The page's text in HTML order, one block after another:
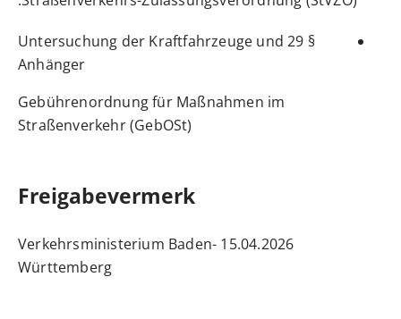
§ 29 Untersuchung der Kraftfahrzeuge und
Anhänger
Gebührenordnung für Maßnahmen im
Straßenverkehr (GebOSt)
Freigabevermerk
15.04.2026 Verkehrsministerium Baden-
Württemberg